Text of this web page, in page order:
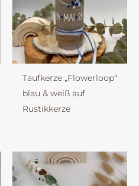
Taufkerze „Flowerloop“
blau & weiß auf
Rustikkerze